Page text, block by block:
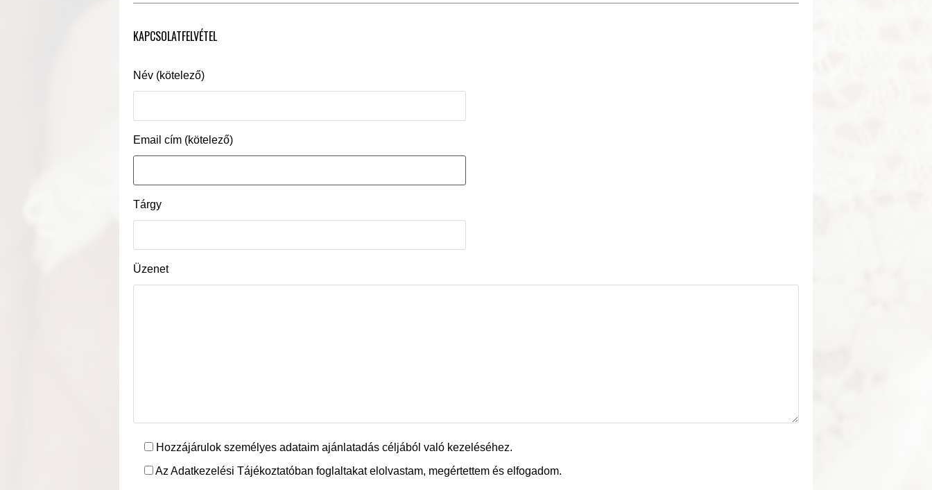
KAPCSOLATFELVÉTEL
Név (kötelező)
Email cím (kötelező)
Tárgy
Üzenet
Hozzájárulok személyes adataim ajánlatadás céljából való kezeléséhez.
Az Adatkezelési Tájékoztatóban foglaltakat elolvastam, megértettem és elfogadom.